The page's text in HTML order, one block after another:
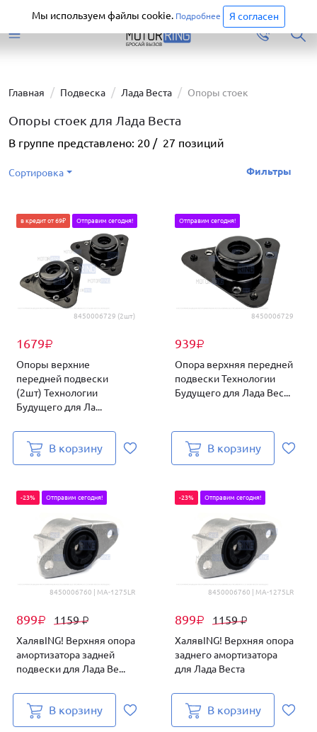
Перейти
Главная Подвеска Лада Веста Опоры стоек
Опоры стоек для Лада Веста
В группе представлено: 20 / 27 позиций
Сортировка Фильтры
8450006729 (2шт)
1679₽
в кредит от 69₽ Отправим сегодня!
Опоры верхние
передней подвески
(2шт) Технологии
Будущего для Ла...
В корзину
8450006729
939₽
Отправим сегодня!
Опора верхняя передней
подвески Технологии
Будущего для Лада Вес...
В корзину
8450006760 | MA-1275LR
899₽ 1159₽
-23% Отправим сегодня!
ХалявING! Верхняя опора
амортизатора задней
подвески для Лада Ве...
В корзину
8450006760 | MA-1275LR
899₽ 1159₽
-23% Отправим сегодня!
ХалявING! Верхняя опора
заднего амортизатора
для Лада Веста
В корзину
Мы используем файлы cookie. Подробнее Я согласен